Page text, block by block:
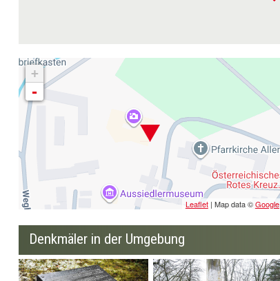
+
-
Leaflet| Map data ©Google
Denkmäler in der Umgebung
Gedenktafel
Fliegerstein